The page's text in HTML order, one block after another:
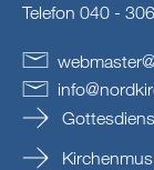
Telefon 040 -
webmaster@
info@